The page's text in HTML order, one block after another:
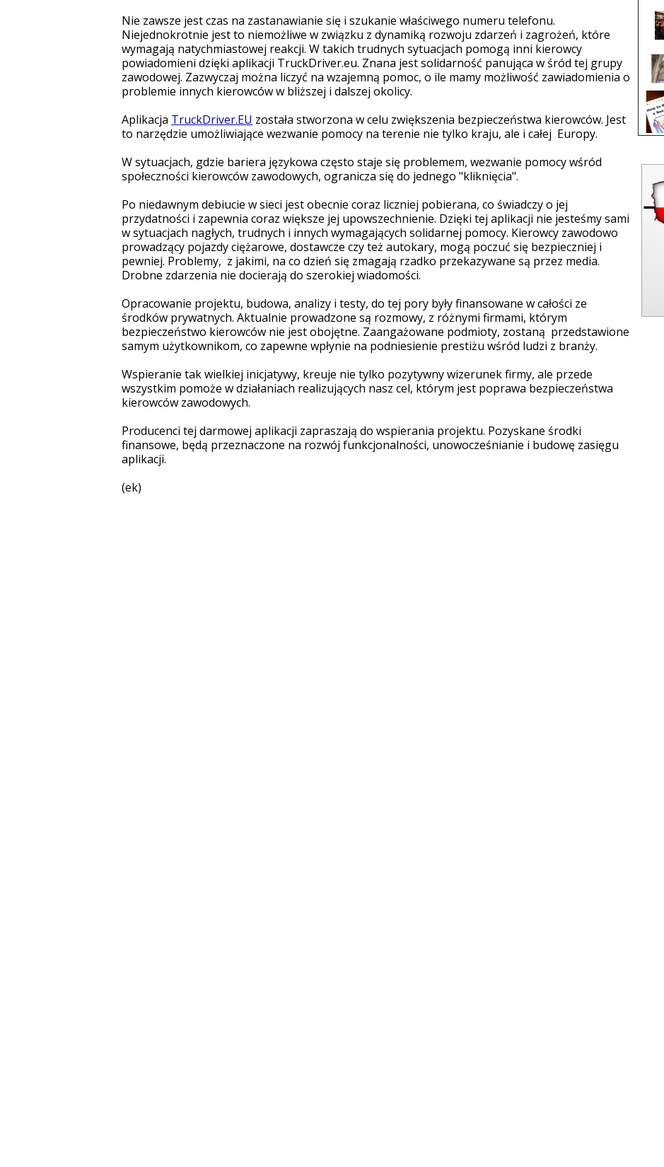
Nie zawsze jest czas na zastanawianie się i szukanie właściwego numeru telefonu.
Niejednokrotnie jest to niemożliwe w związku z dynamiką rozwoju zdarzeń i zagrożeń, które
wymagają natychmiastowej reakcji. W takich trudnych sytuacjach pomogą inni kierowcy
powiadomieni dzięki aplikacji TruckDriver.eu. Znana jest solidarność panująca w śród tej grupy
zawodowej. Zazwyczaj można liczyć na wzajemną pomoc, o ile mamy możliwość zawiadomienia o
problemie innych kierowców w bliższej i dalszej okolicy.
Aplikacja TruckDriver.EU została stworzona w celu zwiększenia bezpieczeństwa kierowców. Jest
to narzędzie umożliwiające wezwanie pomocy na terenie nie tylko kraju, ale i całej Europy.
W sytuacjach, gdzie bariera językowa często staje się problemem, wezwanie pomocy wśród
społeczności kierowców zawodowych, ogranicza się do jednego "kliknięcia".
Po niedawnym debiucie w sieci jest obecnie coraz liczniej pobierana, co świadczy o jej
przydatności i zapewnia coraz większe jej upowszechnienie. Dzięki tej aplikacji nie jesteśmy sami
w sytuacjach nagłych, trudnych i innych wymagających solidarnej pomocy. Kierowcy zawodowo
prowadzący pojazdy ciężarowe, dostawcze czy też autokary, mogą poczuć się bezpieczniej i
pewniej. Problemy, z jakimi, na co dzień się zmagają rzadko przekazywane są przez media.
Drobne zdarzenia nie docierają do szerokiej wiadomości.
Opracowanie projektu, budowa, analizy i testy, do tej pory były finansowane w całości ze
środków prywatnych. Aktualnie prowadzone są rozmowy, z różnymi firmami, którym
bezpieczeństwo kierowców nie jest obojętne. Zaangażowane podmioty, zostaną przedstawione
samym użytkownikom, co zapewne wpłynie na podniesienie prestiżu wśród ludzi z branży.
Wspieranie tak wielkiej inicjatywy, kreuje nie tylko pozytywny wizerunek firmy, ale przede
wszystkim pomoże w działaniach realizujących nasz cel, którym jest poprawa bezpieczeństwa
kierowców zawodowych.
Producenci tej darmowej aplikacji zapraszają do wspierania projektu. Pozyskane środki
finansowe, będą przeznaczone na rozwój funkcjonalności, unowocześnianie i budowę zasięgu
aplikacji.
(ek)